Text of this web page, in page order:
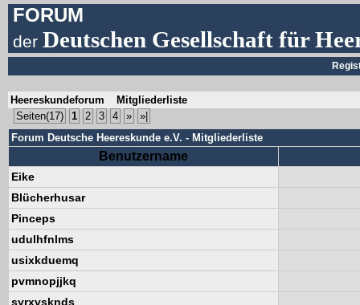
FORUM
derDeutschen Gesellschaft für
Heereskundeforum
Mitgliederliste
Seiten(17)
1 2 3 4 »
»|
Forum Deutsche Heereskunde e.V. - Mitgliederliste
Benutzername
Eike
Blücherhusar
Pinceps
udulhfnlms
usixkduemq
pvmnopjjkq
syrxvsknds